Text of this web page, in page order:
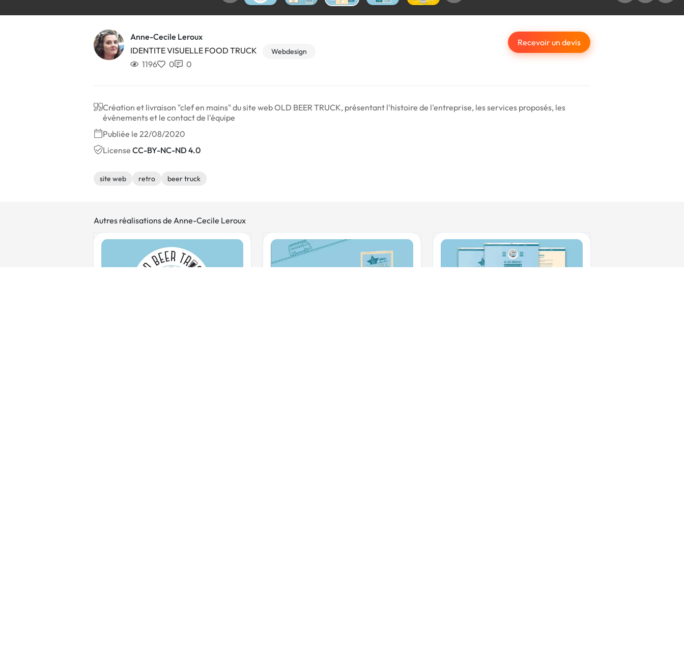
Anne-Cecile Leroux
IDENTITE VISUELLE FOOD TRUCK
Webdesign
1196 0 0
Recevoir un devis
Création et livraison "clef en mains" du site web OLD BEER TRUCK, présentant l'histoire de l'entreprise, les services proposés, les
évènements et le contact de l'équipe
Publiée le 22/08/2020
License CC-BY-NC-ND 4.0
site web retro beer truck
Autres réalisations de Anne-Cecile Leroux